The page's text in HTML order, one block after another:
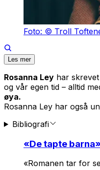
Foto: © Troll
Les mer
Rosanna Ley har
og vår egen tid – alltid
øya.
Rosanna Ley har også
Bibliografi
«De tapte barna
«Romanen tar for